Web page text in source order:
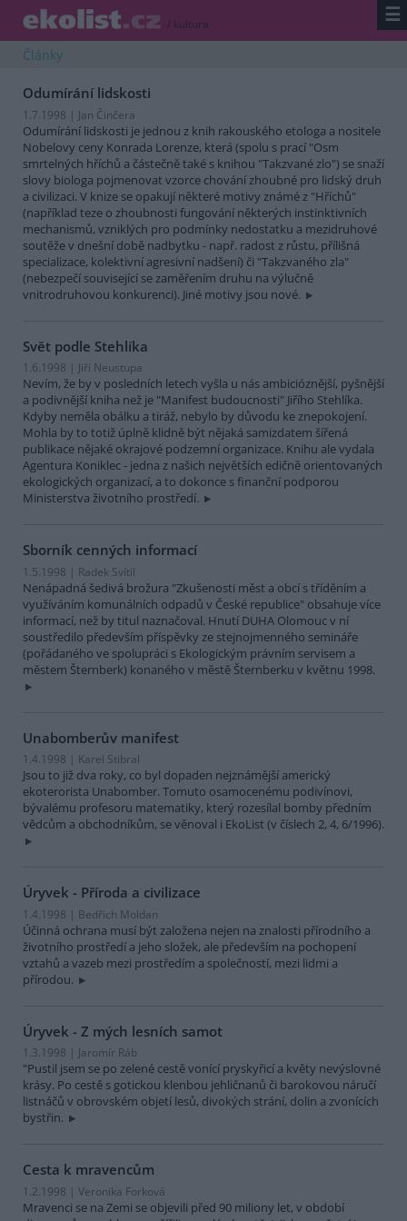
/ kultura ☰
Články
Odumírání lidskosti
1.7.1998 | Jan Činčera
Odumírání lidskosti je jednou z knih rakouského etologa a nositele
Nobelovy ceny Konrada Lorenze, která (spolu s prací "Osm
smrtelných hříchů a částečně také s knihou "Takzvané zlo") se snaží
slovy biologa pojmenovat vzorce chování zhoubné pro lidský druh
a civilizaci. V knize se opakují některé motivy známé z "Hříchů"
(například teze o zhoubnosti fungování některých instinktivních
mechanismů, vzniklých pro podmínky nedostatku a mezidruhové
soutěže v dnešní době nadbytku - např. radost z růstu, přílišná
specializace, kolektivní agresivní nadšení) či "Takzvaného zla"
(nebezpečí související se zaměřením druhu na výlučně
vnitrodruhovou konkurenci). Jiné motivy jsou nové.
Svět podle Stehlíka
1.6.1998 | Jiří Neustupa
Nevím, že by v posledních letech vyšla u nás ambicióznější, pyšnější
a podivnější kniha než je "Manifest budoucnosti" Jiřího Stehlíka.
Kdyby neměla obálku a tiráž, nebylo by důvodu ke znepokojení.
Mohla by to totiž úplně klidně být nějaká samizdatem šířená
publikace nějaké okrajové podzemní organizace. Knihu ale vydala
Agentura Koniklec - jedna z našich největších edičně orientovaných
ekologických organizací, a to dokonce s finanční podporou
Ministerstva životního prostředí.
Sborník cenných informací
1.5.1998 | Radek Svítil
Nenápadná šedivá brožura "Zkušenosti měst a obcí s tříděním a
využíváním komunálních odpadů v České republice" obsahuje více
informací, než by titul naznačoval. Hnutí DUHA Olomouc v ní
soustředilo především příspěvky ze stejnojmenného semináře
(pořádaného ve spolupráci s Ekologickým právním servisem a
městem Šternberk) konaného v městě Šternberku v květnu 1998.
Unabomberův manifest
1.4.1998 | Karel Stibral
Jsou to již dva roky, co byl dopaden nejznámější americký
ekoterorista Unabomber. Tomuto osamocenému podivínovi,
bývalému profesoru matematiky, který rozesílal bomby předním
vědcům a obchodníkům, se věnoval i EkoList (v číslech 2, 4, 6/1996).
Úryvek - Příroda a civilizace
1.4.1998 | Bedřich Moldan
Účinná ochrana musí být založena nejen na znalosti přírodního a
životního prostředí a jeho složek, ale především na pochopení
vztahů a vazeb mezi prostředím a společností, mezi lidmi a
přírodou.
Úryvek - Z mých lesních samot
1.3.1998 | Jaromír Ráb
"Pustil jsem se po zelené cestě vonící pryskyřicí a květy nevýslovné
krásy. Po cestě s gotickou klenbou jehličnanů či barokovou náručí
listnáčů v obrovském objetí lesů, divokých strání, dolin a zvonících
bystřin.
Cesta k mravencům
1.2.1998 | Veronika Forková
Mravenci se na Zemi se objevili před 90 miliony let, v období